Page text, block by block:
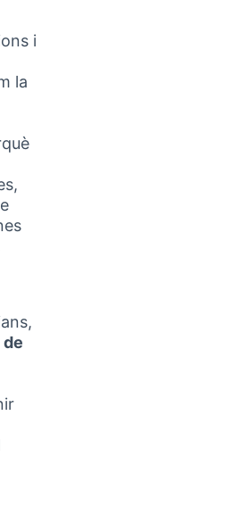
i
la
una pestanya nova)